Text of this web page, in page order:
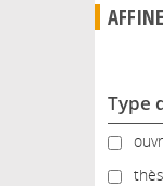
Type
ouvrage
thèse/